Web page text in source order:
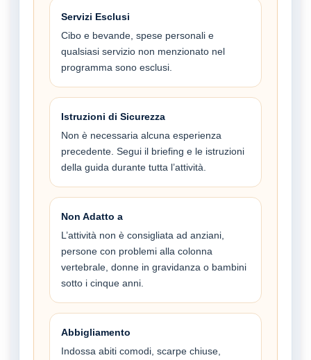
Servizi Esclusi
Cibo e bevande, spese personali e
qualsiasi servizio non menzionato nel
programma sono esclusi.
Istruzioni di Sicurezza
Non è necessaria alcuna esperienza
precedente. Segui il briefing e le istruzioni
della guida durante tutta l’attività.
Non Adatto a
L’attività non è consigliata ad anziani,
persone con problemi alla colonna
vertebrale, donne in gravidanza o bambini
sotto i cinque anni.
Abbigliamento
Indossa abiti comodi, scarpe chiuse,